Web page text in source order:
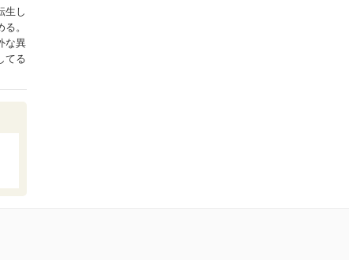
生し
。
な異
てる